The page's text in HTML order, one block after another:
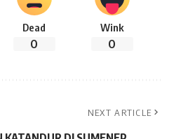
Dead
0
Wink
0
NEXT ARTICLE